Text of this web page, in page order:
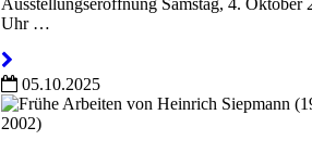
Uhr …
05.10.2025